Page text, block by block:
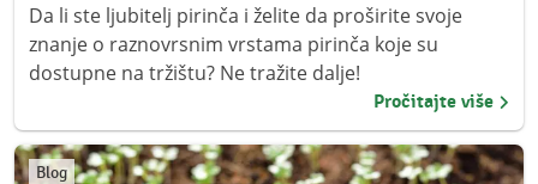
Da li ste ljubitelj pirinča i želite da proširite svoje
znanje o raznovrsnim vrstama pirinča koje su
dostupne na tržištu? Ne tražite dalje!
Pročitajte više
Blog